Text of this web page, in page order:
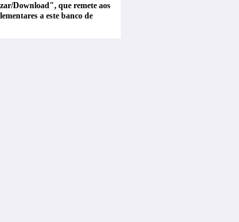
Download", que remete aos
a este banco de